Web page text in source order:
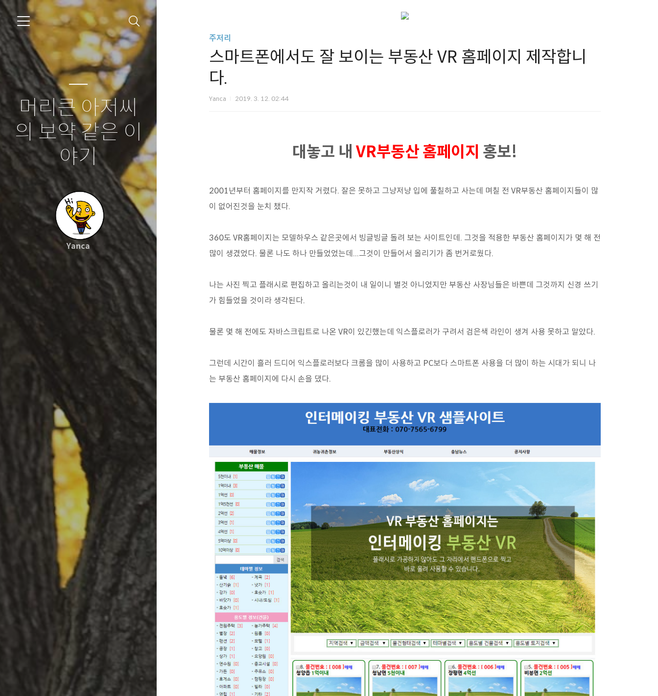
머리큰 아저씨
의 보약 같은 이
야기
Yanca
주저리
스마트폰에서도 잘 보이는 부동산 VR 홈페이지 제작합니
다.
Yanca 2019. 3. 12. 02:44
대놓고 내VR부동산 홈페이지 홍보!
2001년부터 홈페이지를 만지작 거렸다. 잘은 못하고 그냥저냥 입에 풀칠하고 사는데 며칠 전 VR부동산 홈페이지들이 많
이 없어진것을 눈치 챘다.
360도 VR홈페이지는 모델하우스 같은곳에서 빙글빙글 돌려 보는 사이트인데. 그것을 적용한 부동산 홈페이지가 몇 해 전
많이 생겼었다. 물론 나도 하나 만들었었는데...그것이 만들어서 올리기가 좀 번거로웠다.
나는 사진 찍고 플래시로 편집하고 올리는것이 내 일이니 별것 아니었지만 부동산 사장님들은 바쁜데 그것까지 신경 쓰기
가 힘들었을 것이라 생각된다.
물론 몇 해 전에도 자바스크립트로 나온 VR이 있긴했는데 익스플로러가 구려서 검은색 라인이 생겨 사용 못하고 말았다.
그런데 시간이 흘러 드디어 익스플로러보다 크롬을 많이 사용하고 PC보다 스마트폰 사용을 더 많이 하는 시대가 되니 나
는 부동산 홈페이지에 다시 손을 댔다.